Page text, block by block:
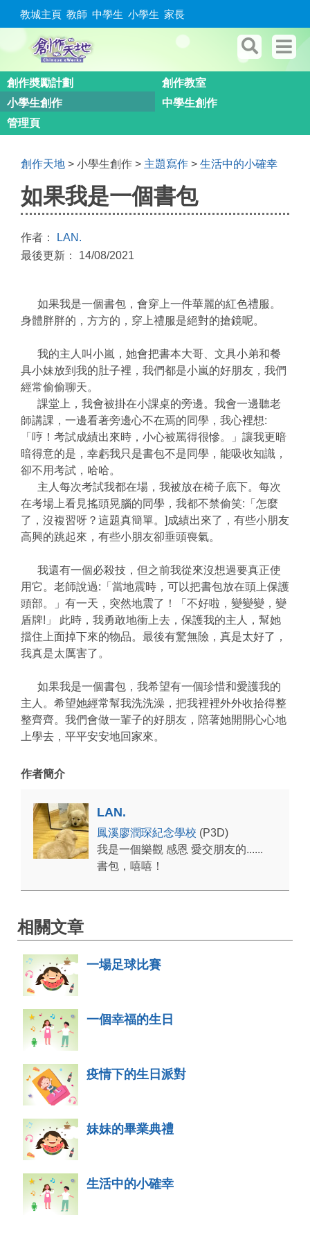
教城主頁 教師 中學生 小學生 家長
創作奬勵計劃
創作教室
小學生創作
中學生創作
管理頁
創作天地 > 小學生創作 > 主題寫作 > 生活中的小確幸
如果我是一個書包
作者：
LAN.
最後更新： 14/08/2021
如果我是一個書包，會穿上一件華麗的紅色禮服。
身體胖胖的，方方的，穿上禮服是絕對的搶鏡呢。
我的主人叫小嵐，她會把書本大哥、文具小弟和餐
具小妹放到我的肚子裡，我們都是小嵐的好朋友，我們
經常偷偷聊天。
課堂上，我會被掛在小課桌的旁邊。我會一邊聽老
師講課，一邊看著旁邊心不在焉的同學，我心裡想:
「哼！考試成績出來時，小心被罵得很慘。」讓我更暗
暗得意的是，幸虧我只是書包不是同學，能吸收知識，
卻不用考試，哈哈。
主人每次考試我都在場，我被放在椅子底下。每次
在考場上看見搖頭晃腦的同學，我都不禁偷笑:「怎麼
了，沒複習呀？這題真簡單。]成績出來了，有些小朋友
高興的跳起來，有些小朋友卻垂頭喪氣。
我還有一個必殺技，但之前我從來沒想過要真正使
用它。老師說過:「當地震時，可以把書包放在頭上保護
頭部。」有一天，突然地震了！「不好啦，變變變，變
盾牌!」 此時，我勇敢地衝上去，保護我的主人，幫她
擋住上面掉下來的物品。最後有驚無險，真是太好了，
我真是太厲害了。
如果我是一個書包，我希望有一個珍惜和愛護我的
主人。希望她經常幫我洗洗澡，把我裡裡外外收拾得整
整齊齊。我們會做一輩子的好朋友，陪著她開開心心地
上學去，平平安安地回家來。
作者簡介
LAN.
鳳溪廖潤琛紀念學校 (P3D)
我是一個樂觀 感恩 愛交朋友的......
書包，嘻嘻！
相關文章
一場足球比賽
一個幸福的生日
疫情下的生日派對
妹妹的畢業典禮
生活中的小確幸